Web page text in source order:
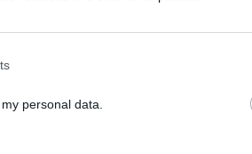
personal data.
své